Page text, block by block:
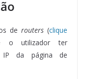
de routers(clique
o utilizador ter
IP da página de